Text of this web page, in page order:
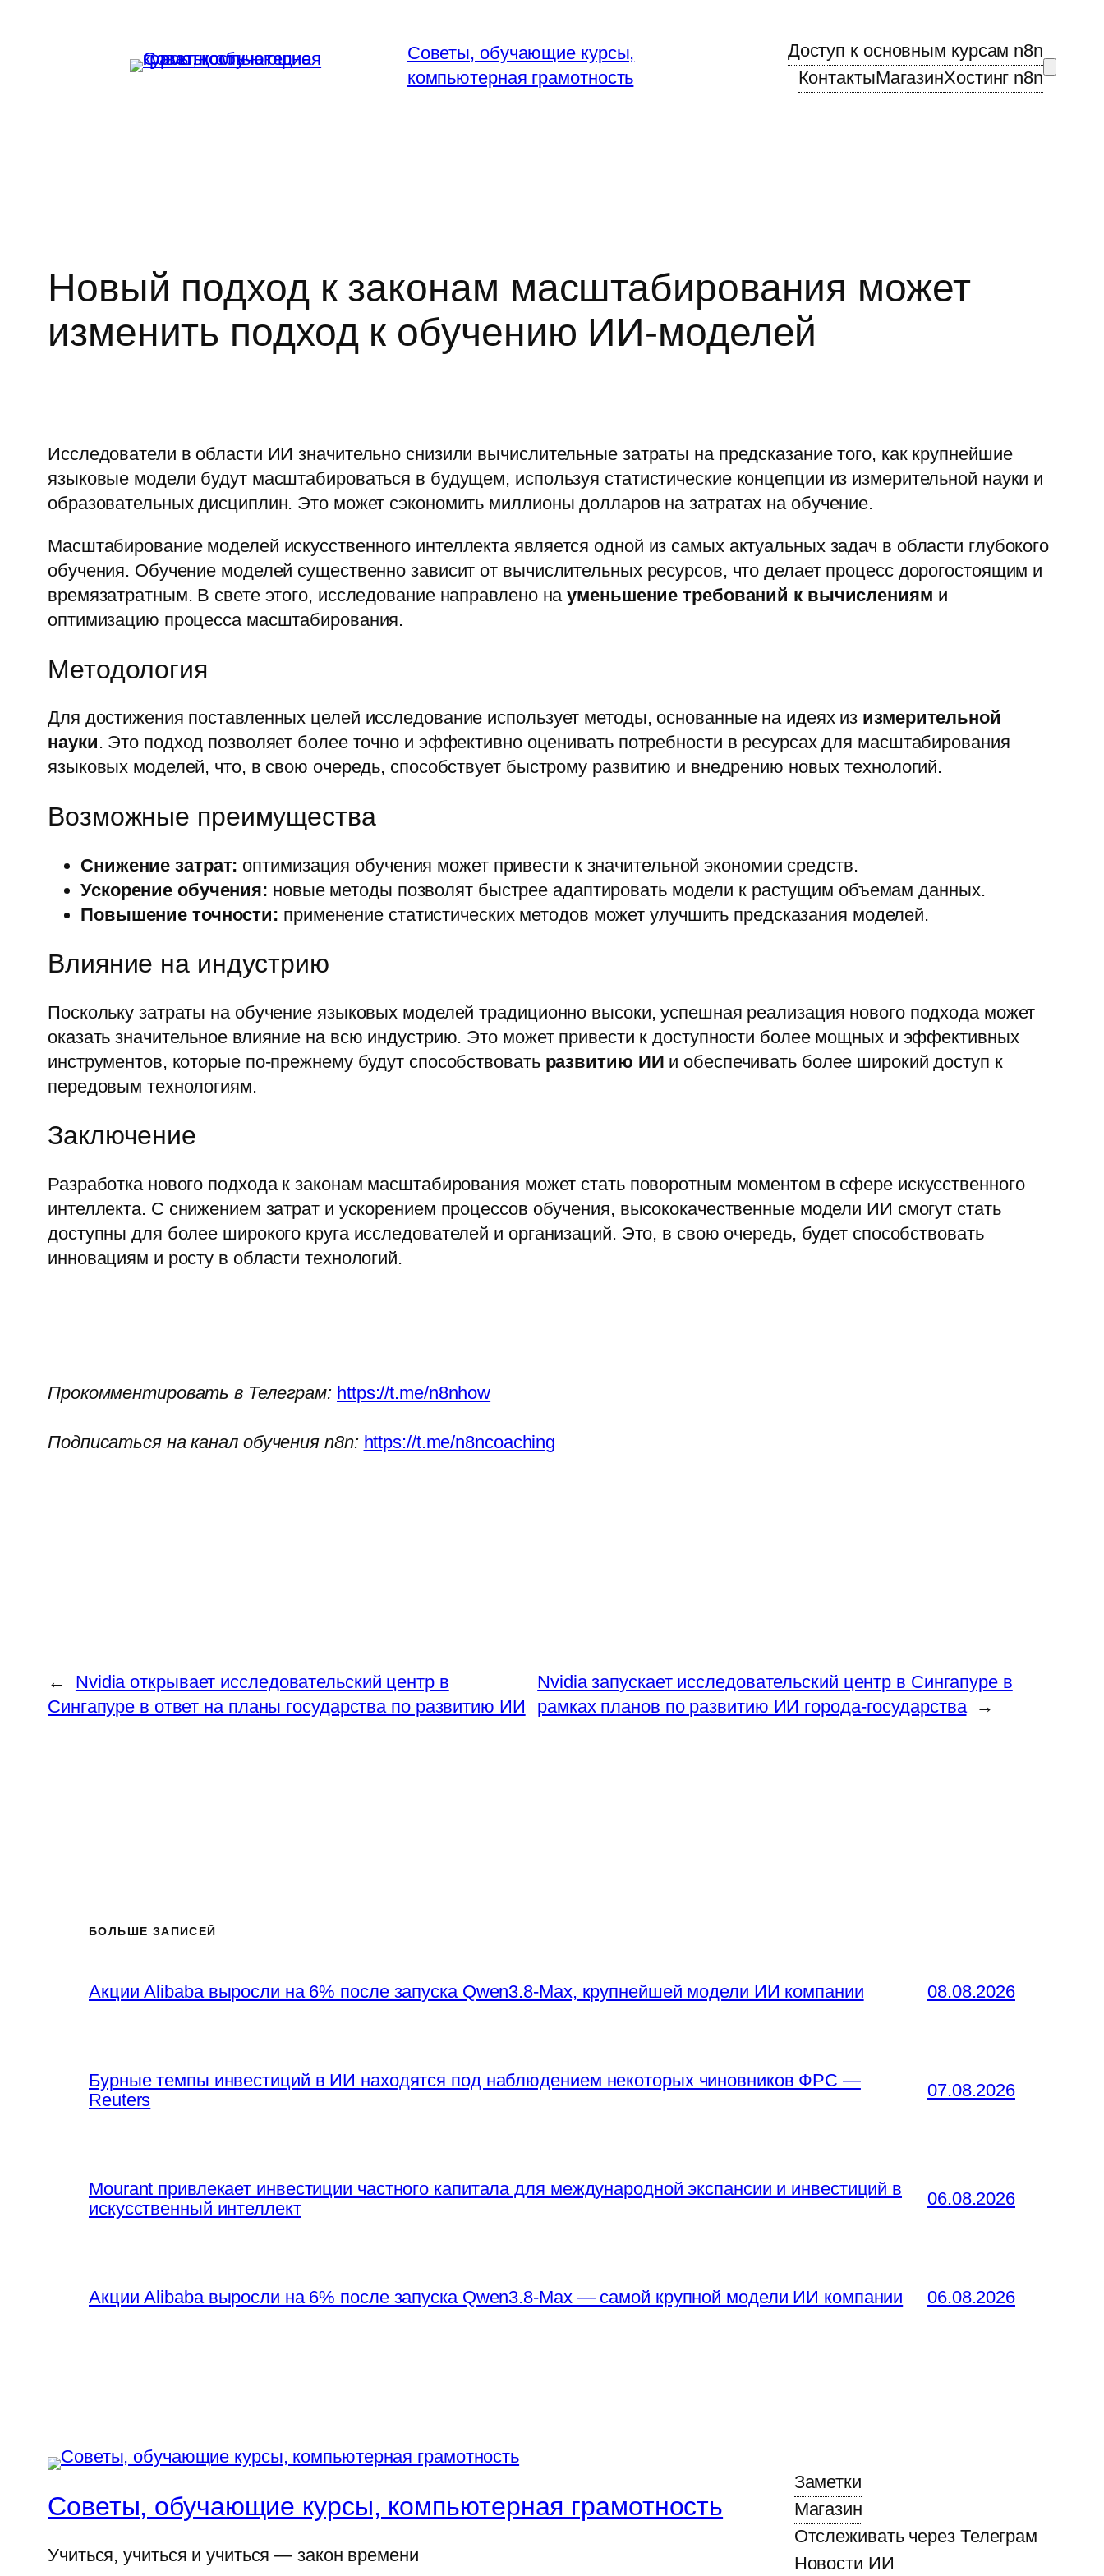
Советы, обучающие курсы,
компьютерная грамотность
Доступ к основным курсам n8n
КонтактыМагазинХостинг n8n
Новый подход к законам масштабирования может
изменить подход к обучению ИИ-моделей
Исследователи в области ИИ значительно снизили вычислительные затраты на предсказание того, как крупнейшие
языковые модели будут масштабироваться в будущем, используя статистические концепции из измерительной науки и
образовательных дисциплин. Это может сэкономить миллионы долларов на затратах на обучение.
Масштабирование моделей искусственного интеллекта является одной из самых актуальных задач в области глубокого
обучения. Обучение моделей существенно зависит от вычислительных ресурсов, что делает процесс дорогостоящим и
времязатратным. В свете этого, исследование направлено науменьшение требований к вычислениям и
оптимизацию процесса масштабирования.
Методология
Для достижения поставленных целей исследование использует методы, основанные на идеях из измерительной
науки. Это подход позволяет более точно и эффективно оценивать потребности в ресурсах для масштабирования
языковых моделей, что, в свою очередь, способствует быстрому развитию и внедрению новых технологий.
Возможные преимущества
Снижение затрат: оптимизация обучения может привести к значительной экономии средств.
Ускорение обучения: новые методы позволят быстрее адаптировать модели к растущим объемам данных.
Повышение точности: применение статистических методов может улучшить предсказания моделей.
Влияние на индустрию
Поскольку затраты на обучение языковых моделей традиционно высоки, успешная реализация нового подхода может
оказать значительное влияние на всю индустрию. Это может привести к доступности более мощных и эффективных
инструментов, которые по-прежнему будут способствовать развитию ИИ и обеспечивать более широкий доступ к
передовым технологиям.
Заключение
Разработка нового подхода к законам масштабирования может стать поворотным моментом в сфере искусственного
интеллекта. С снижением затрат и ускорением процессов обучения, высококачественные модели ИИ смогут стать
доступны для более широкого круга исследователей и организаций. Это, в свою очередь, будет способствовать
инновациям и росту в области технологий.
Прокомментировать в Телеграм: https://t.me/n8nhow
Подписаться на канал обучения n8n: https://t.me/n8ncoaching
←
Nvidia открывает исследовательский центр в
Сингапуре в ответ на планы государства по развитию ИИ
Nvidia запускает исследовательский центр в Сингапуре в
рамках планов по развитию ИИ города-государства
→
БОЛЬШЕ ЗАПИСЕЙ
Акции Alibaba выросли на 6% после запуска Qwen3.8-Max, крупнейшей модели ИИ компании 08.08.2026
Бурные темпы инвестиций в ИИ находятся под наблюдением некоторых чиновников ФРС —
Reuters
07.08.2026
Mourant привлекает инвестиции частного капитала для международной экспансии и инвестиций в
искусственный интеллект
06.08.2026
Акции Alibaba выросли на 6% после запуска Qwen3.8-Max — самой крупной модели ИИ компании 06.08.2026
Советы, обучающие курсы, компьютерная грамотность
Учиться, учиться и учиться — закон времени
Заметки
Магазин
Отслеживать через Телеграм
Новости ИИ